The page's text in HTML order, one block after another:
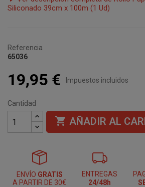
Siliconado 39cm x 100m (1 Ud)
Referencia
65036
19,95 € Impuestos incluidos
Cantidad
 AÑADIR AL
ENVÍO GRATIS
A PARTIR DE 30€
ENTREGAS
24/48h